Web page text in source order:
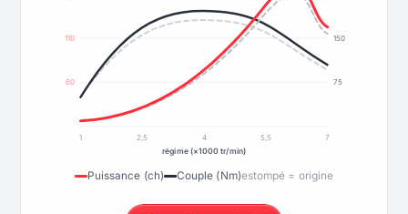
60
110
75
150
1 2,5 4 5,5
7
régime (×1000 tr/min)
Puissance (ch) Couple (Nm)estompé = origine